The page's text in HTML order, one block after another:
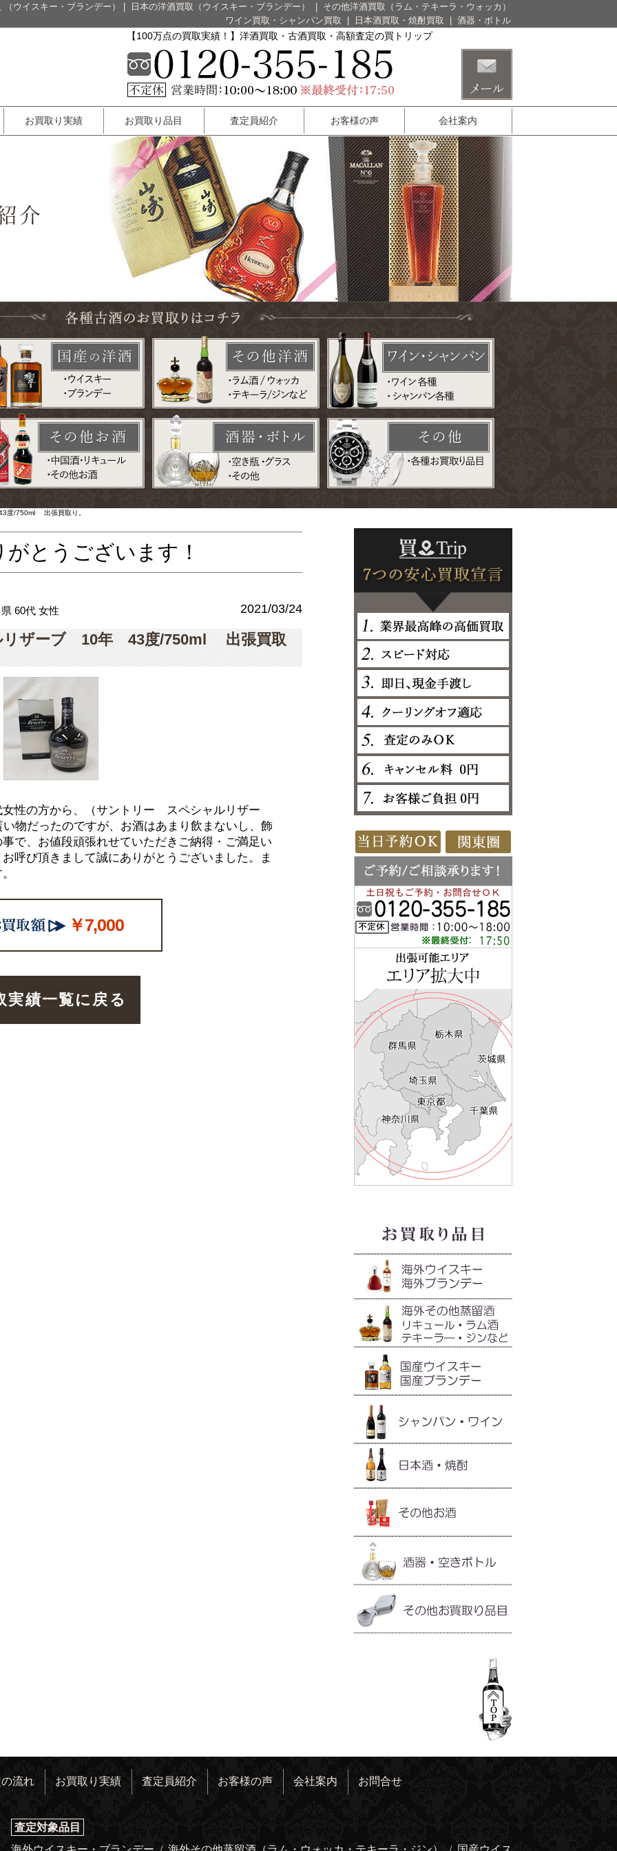
ウイスキー・ブランデー） 日本の洋酒買取（ウイスキー・ブランデー）
その他洋酒買取（ラム・テキーラ・ウォッカ）
ワイン買取・シャンパン買取
日本酒買取・焼酎買取 酒器・ボトル
【100万点の買取実績！】洋酒買取・古酒買取・高額査定の買トリップ
お買取り実績 お買取り品目 査定員紹介 お客様の声 会社案内
度/750ml 出張買取り。
とうございます！
60代 女性 2021/03/24
リザーブ 10年 43度/750ml 出張買取
性の方から、（サントリー スペシャルリザー
だったのですが、お酒はあまり飲まないし、飾
で、お値段頑張れせていただきご納得・ご満足い
呼び頂きまして誠にありがとうございました。ま
￥7,000
実績一覧に戻る
流れ お買取り実績 査定員紹介 お客様の声 会社案内 お問合せ
査定対象品目